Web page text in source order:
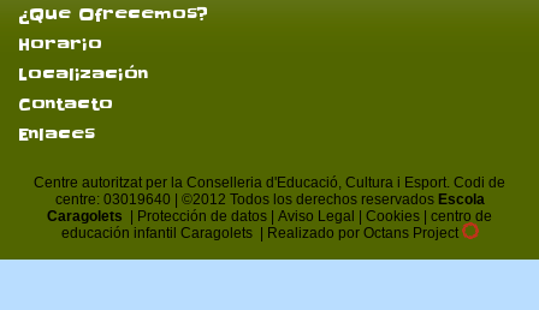
¿Que Ofrecemos?
Horario
Localización
Contacto
Enlaces
Centre autoritzat per la Conselleria d'Educació, Cultura i Esport. Codi de
centre: 03019640 | ©2012 Todos los derechos reservados Escola
Caragolets | Protección de datos | Aviso Legal | Cookies | centro de
educación infantil Caragolets| Realizado por Octans Project